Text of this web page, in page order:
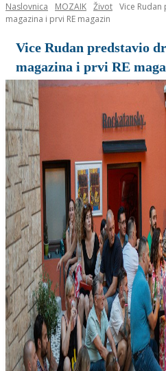
Naslovnica MOZAIK Život Vice
magazina i prvi RE magazin
Vice Rudan predstavio
magazina i prvi RE